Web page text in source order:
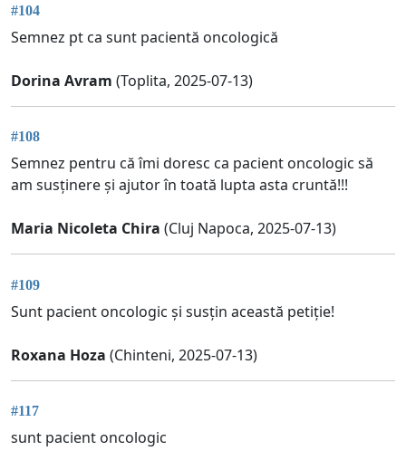
#104
Semnez pt ca sunt pacientă oncologică
Dorina Avram (Toplita, 2025-07-13)
#108
Semnez pentru că îmi doresc ca pacient oncologic să
am susținere și ajutor în toată lupta asta cruntă!!!
Maria Nicoleta Chira (Cluj Napoca, 2025-07-13)
#109
Sunt pacient oncologic și susțin această petiție!
Roxana Hoza (Chinteni, 2025-07-13)
#117
sunt pacient oncologic